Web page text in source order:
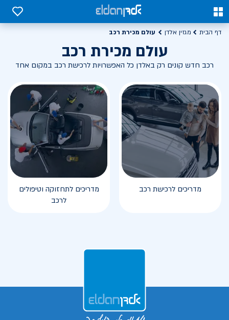
0
0
דף הבית מגזין אלדן עולם מכירת רכב
עולם מכירת רכב
רכב חדש קונים רק באלדן כל האפשרויות לרכישת רכב במקום אחד
מדריכים לרכישת רכב
מדריכים לתחזוקה וטיפולים
לרכב